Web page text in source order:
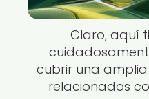
Claro, aquí
cubrir una
relacionados